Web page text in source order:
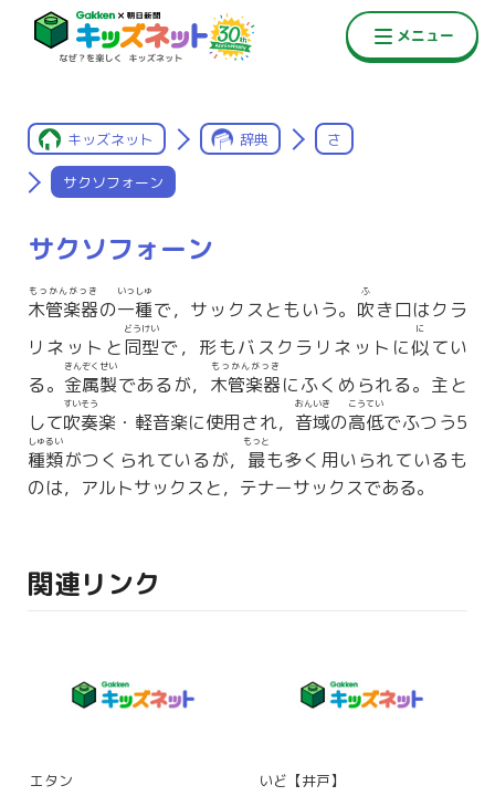
キッズネット 辞典 さ
サクソフォーン
サクソフォーン
木管楽器
もっかんがっき
の一種
いっしゅ
で，サックスともいう。 吹
ふ
き口はクラ
リネットと同型
どうけい
で，形もバスクラリネットに似
に
てい
る。 金属製
きんぞくせい
であるが， 木管楽器
もっかんがっき
にふくめられる。主と
して吹奏
すいそう
楽・軽音楽に使用され， 音域
おんいき
の高低
こうてい
でふつう5
種類
しゅるい
がつくられているが， 最
もっと
も多く用いられているも
のは，アルトサックスと，テナーサックスである。
関連リンク
エタン いど【井戸】